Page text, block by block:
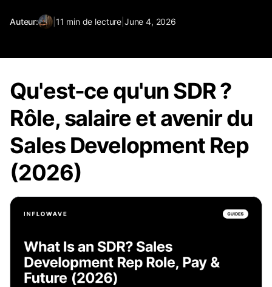
Auteur: | 11 min de lecture June 4, 2026
Qu'est-ce qu'un SDR ?
Rôle, salaire et avenir du
Sales Development Rep
(2026)